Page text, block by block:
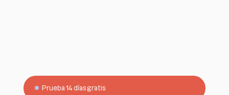
Prueba 14 días gratis